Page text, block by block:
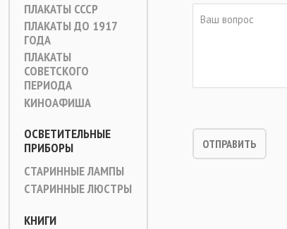
ПЛАКАТЫ СССР
ПЛАКАТЫ ДО 1917
ГОДА
ПЛАКАТЫ
СОВЕТСКОГО
ПЕРИОДА
КИНОАФИША
ОСВЕТИТЕЛЬНЫЕ
ПРИБОРЫ
СТАРИННЫЕ ЛАМПЫ
СТАРИННЫЕ ЛЮСТРЫ
КНИГИ